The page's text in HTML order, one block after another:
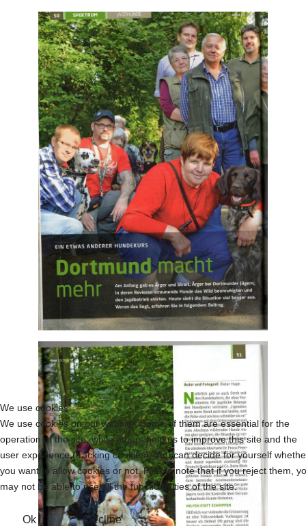
We use cookies
We use cookies on our website. Some of them are essential for the
operation of the site, while others help us to improve this site and the
user experience (tracking cookies). You can decide for yourself
you want to allow cookies or not. Please note that if you reject them,
may not be able to use all the functionalities of the site.
Ok Decline